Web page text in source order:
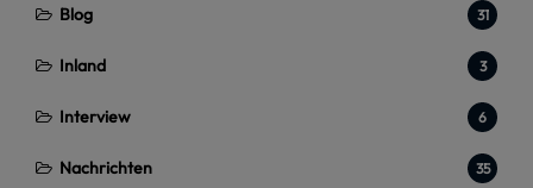
Blog 31
Inland 3
Interview 6
Nachrichten 35